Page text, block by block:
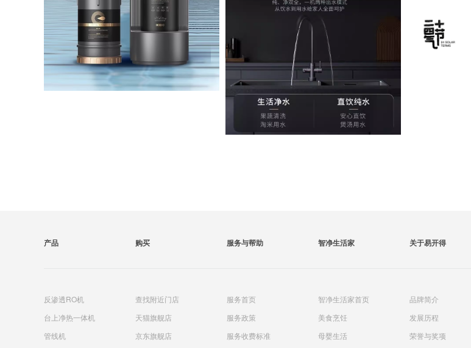
产品
反渗透RO机
台上净热一体机
管线机
购买
查找附近门店
天猫旗舰店
京东旗舰店
服务与帮助
服务首页
服务政策
服务收费标准
智净生活家
智净生活家首页
美食烹饪
母婴生活
关于易开得
品牌简介
发展历程
荣誉与奖项